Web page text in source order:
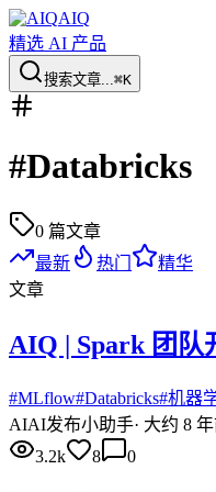
AIQ
精选 AI 产品
搜索文章...⌘K
#Databricks
0 篇文章
最新
热门
精华
文章
AIQ | Spark 团
#MLflow#Databricks#机器
AIAI发布小助手· 大约 8
3.2k
8 0